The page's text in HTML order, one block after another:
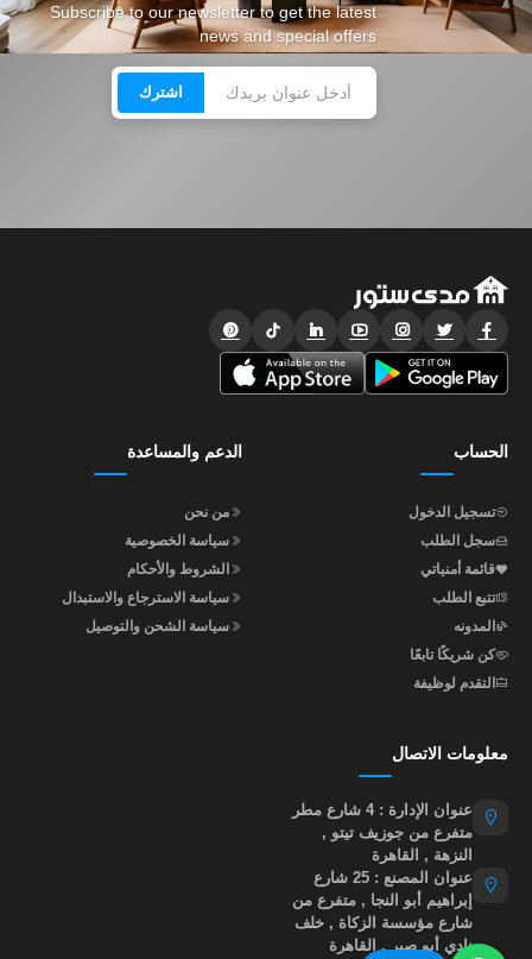
Subscribe to our newsletter to get the latest
news and special offers
اشترك
الحساب
تسجيل الدخول
سجل الطلب
قائمة أمنياتي
تتبع الطلب
المدونه
كن شريكًا تابعًا
التقدم لوظيفة
الدعم والمساعدة
من نحن
سياسة الخصوصية
الشروط والأحكام
سياسة الاسترجاع والاستبدال
سياسة الشحن والتوصيل
معلومات الاتصال
عنوان الإدارة : 4 شارع مطر
متفرع من جوزيف تيتو ,
النزهة , القاهرة
عنوان المصنع : 25 شارع
إبراهيم أبو النجا , متفرع من
شارع مؤسسة الزكاة , خلف
نادي أبو صير , القاهرة